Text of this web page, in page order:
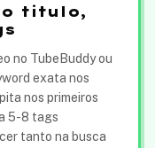
titulo,
no TubeBuddy ou
exata nos
nos primeiros
5-8 tags
tanto na busca